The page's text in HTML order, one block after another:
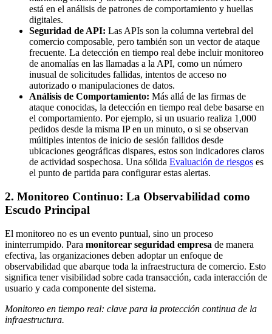
está en el análisis de patrones de comportamiento y huellas
digitales.
Seguridad de API: Las APIs son la columna vertebral del
comercio composable, pero también son un vector de ataque
frecuente. La detección en tiempo real debe incluir monitoreo
de anomalías en las llamadas a la API, como un número
inusual de solicitudes fallidas, intentos de acceso no
autorizado o manipulaciones de datos.
Análisis de Comportamiento: Más allá de las firmas de
ataque conocidas, la detección en tiempo real debe basarse en
el comportamiento. Por ejemplo, si un usuario realiza 1,000
pedidos desde la misma IP en un minuto, o si se observan
múltiples intentos de inicio de sesión fallidos desde
ubicaciones geográficas dispares, estos son indicadores claros
de actividad sospechosa. Una sólida Evaluación de riesgos es
el punto de partida para configurar estas alertas.
2. Monitoreo Continuo: La Observabilidad como
Escudo Principal
El monitoreo no es un evento puntual, sino un proceso
ininterrumpido. Para monitorear seguridad empresa de manera
efectiva, las organizaciones deben adoptar un enfoque de
observabilidad que abarque toda la infraestructura de comercio. Esto
significa tener visibilidad sobre cada transacción, cada interacción de
usuario y cada componente del sistema.
Monitoreo en tiempo real: clave para la protección continua de la
infraestructura.